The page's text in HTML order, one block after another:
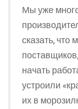
Мы уже
сказать, что
начать
устроили
их в